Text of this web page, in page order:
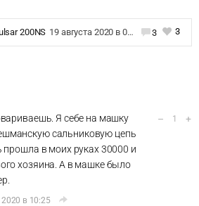
200NS 19 августа 2020 в 07:19 3 3
Я себе на машку
сальниковую цепь
прошла в моих руках 30000 и
хозяина. А в машке было
2020 в 10:25
– 1 +